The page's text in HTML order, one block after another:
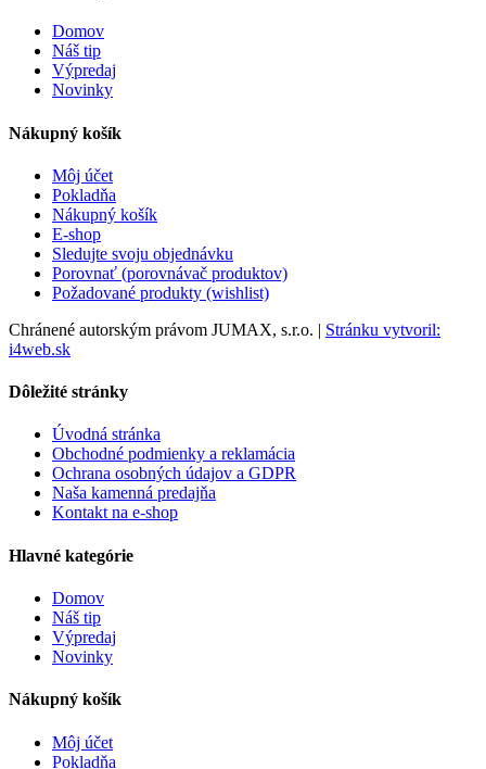
Domov
Náš tip
Výpredaj
Novinky
Nákupný košík
Môj účet
Pokladňa
Nákupný košík
E-shop
Sledujte svoju objednávku
Porovnať (porovnávač produktov)
Požadované produkty (wishlist)
Chránené autorským právom JUMAX, s.r.o. | Stránku vytvoril:
i4web.sk
Dôležité stránky
Úvodná stránka
Obchodné podmienky a reklamácia
Ochrana osobných údajov a GDPR
Naša kamenná predajňa
Kontakt na e-shop
Hlavné kategórie
Domov
Náš tip
Výpredaj
Novinky
Nákupný košík
Môj účet
Pokladňa